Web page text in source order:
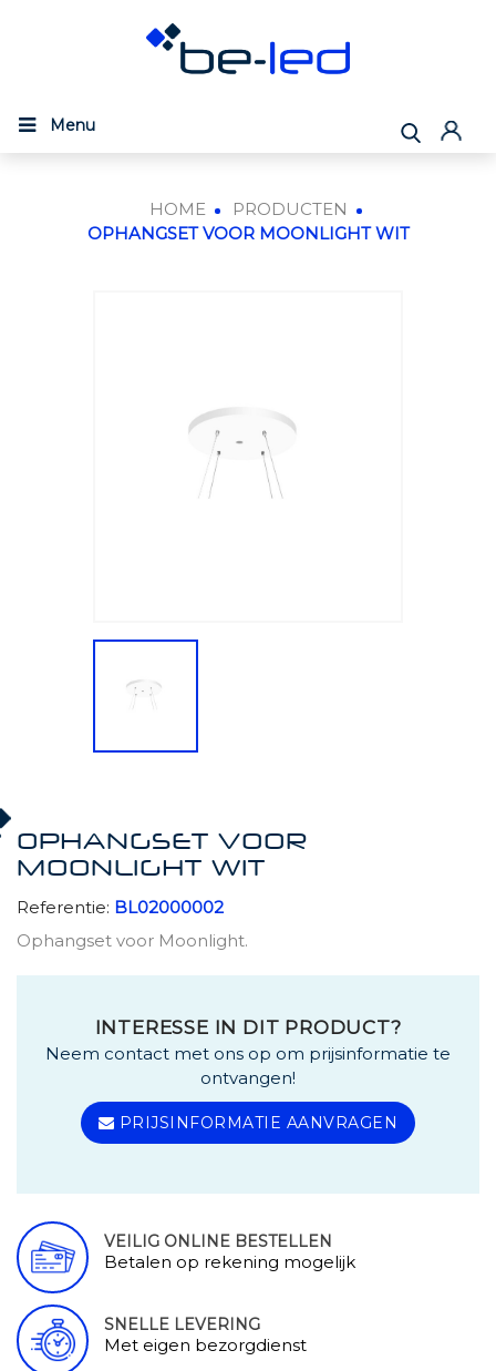
Menu
HOME
PRODUCTEN
OPHANGSET VOOR MOONLIGHT WIT
OPHANGSET VOOR
MOONLIGHT WIT
Referentie: BL02000002
Ophangset voor Moonlight.
INTERESSE IN DIT PRODUCT?
Neem contact met ons op om prijsinformatie te
ontvangen!
PRIJSINFORMATIE AANVRAGEN
VEILIG ONLINE BESTELLEN
Betalen op rekening mogelijk
SNELLE LEVERING
Met eigen bezorgdienst